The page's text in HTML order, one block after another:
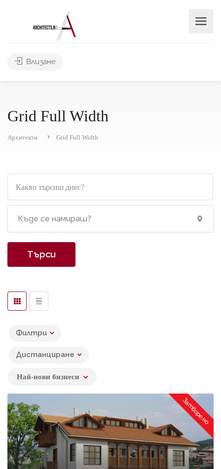
Влизане
Grid Full Width
Архитекти Grid Full Width
Търси
Филтри
Дистанциране
Най-нови бизнеси
Затворено